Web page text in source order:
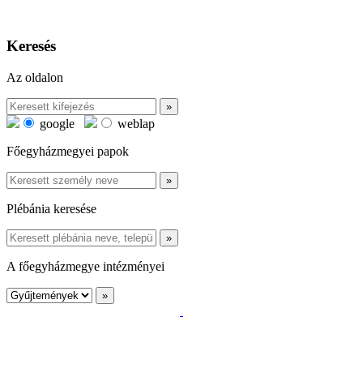
Keresés
Az oldalon
google
weblap
Főegyházmegyei papok
Plébánia keresése
A főegyházmegye intézményei